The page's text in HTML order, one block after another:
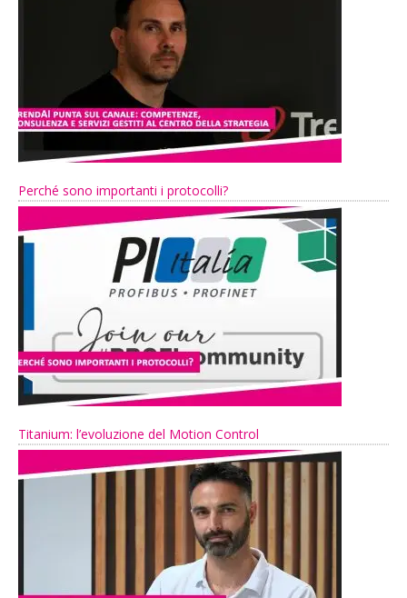
Perché sono importanti i protocolli?
Titanium: l’evoluzione del Motion Control